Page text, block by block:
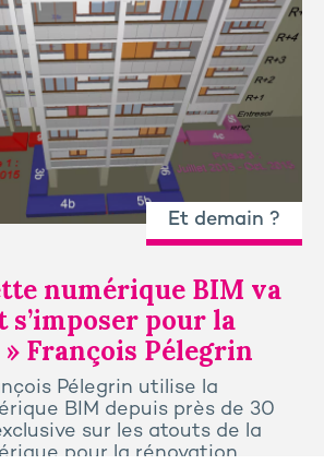
Et demain ?
numérique BIM va
pour la
François Pélegrin
Pélegrin utilise la
BIM depuis près de 30
sur les atouts de la
pour la rénovation.